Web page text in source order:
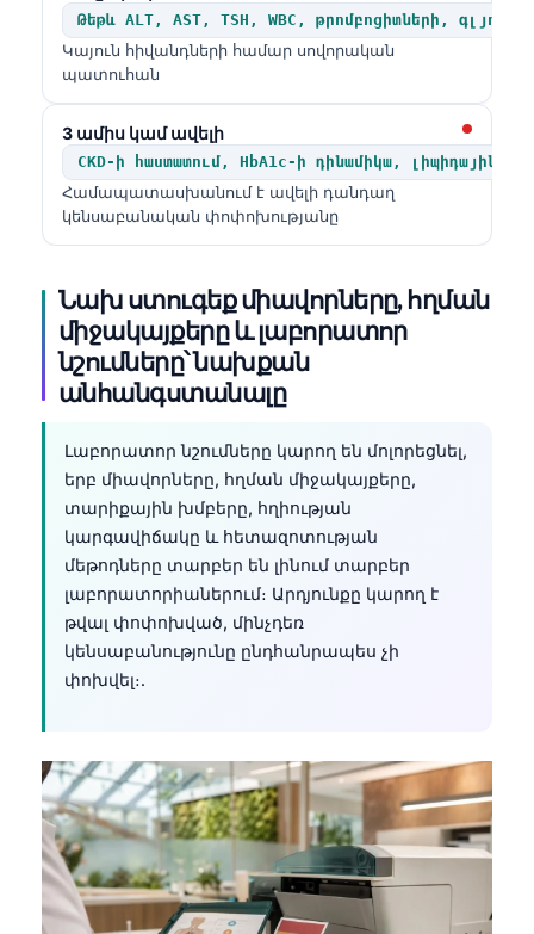
Թեթև ALT, AST, TSH, WBC, թրոմբոցիտների,
Կայուն հիվանդների համար սովորական
պատուհան
3 ամիս կամ ավելի
CKD-ի հաստատում, HbA1c-ի դինամիկա, լիպիդային
Համապատասխանում է ավելի դանդաղ
կենսաբանական փոփոխությանը
Նախ ստուգեք միավորները, հղման
միջակայքերը և լաբորատոր
նշումները՝ նախքան
անհանգստանալը
Լաբորատոր նշումները կարող են մոլորեցնել,
երբ միավորները, հղման միջակայքերը,
տարիքային խմբերը, հղիության
կարգավիճակը և հետազոտության
մեթոդները տարբեր են լինում տարբեր
լաբորատորիաներում։ Արդյունքը կարող է
թվալ փոփոխված, մինչդեռ
կենսաբանությունը ընդհանրապես չի
փոխվել։.